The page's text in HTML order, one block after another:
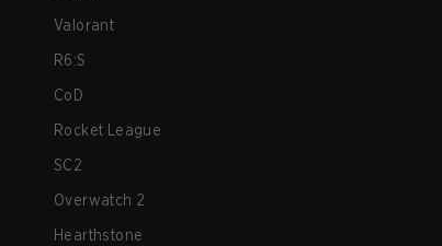
Valorant
R6:S
CoD
Rocket League
SC2
Overwatch 2
Hearthstone